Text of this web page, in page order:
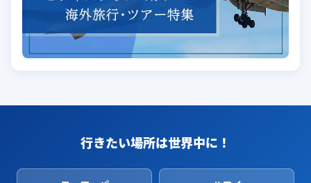
行きたい場所は世界中に！